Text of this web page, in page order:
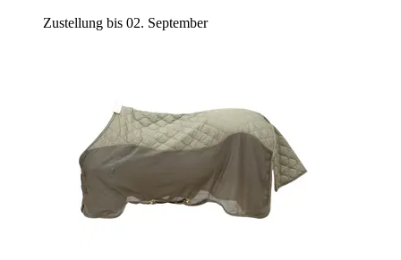
Zustellung bis 02. September